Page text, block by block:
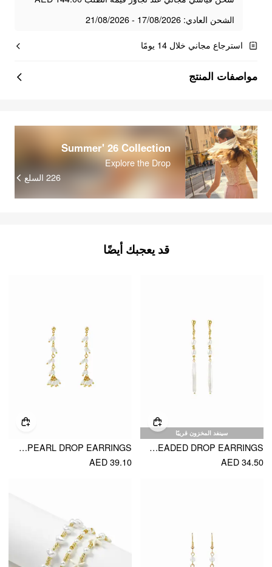
الشحن العادي: 17/08/2026 - 21/08/2026
استرجاع مجاني خلال 14 يومًا
مواصفات المنتج
Summer' 26 Collection
Explore the Drop
226 السلع
قد يعجبك أيضًا
سينفد المخزون قريبًا
FAUX PEARL BEADED DROP EARRINGS
AED 34.50
FAUX PEARL DROP EARRINGS
AED 39.10